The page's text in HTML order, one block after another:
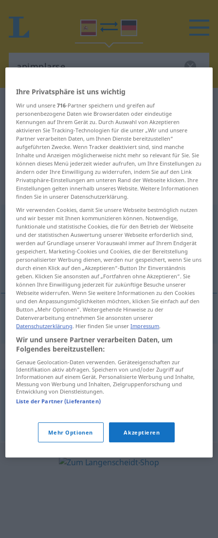
Spanisch-Deutsch Wörterbuch apimplarse
Spanisch-Deutsch Übersetzung für
"apimplarse"
"apimplarse" Deutsch Übersetzung
„apimplarse“: verbo reflexivo
apimplarse [apimˈplarse]v/r FAM
Übersicht aller Übersetzungen
(Für mehr Details die Übersetzung anklicken/antippen)
sich einen ansäuseln
sich (DAT)einen ansäuseln apimplarse
Synonyme für "apimplarse"
achisparse,alegrarse,entonarse,emborracharse
amonarse
Ihre Privatsphäre ist uns wichtig
Wir und unsere716-Partner speichern und greifen auf
personenbezogene Daten wie Browserdaten oder eindeutige
Kennungen auf Ihrem Gerät zu. Durch Auswahl von Akzeptieren
aktivieren Sie Tracking-Technologien für die unter „Wir und unsere
Partner verarbeiten Daten, um Ihnen Dienste bereitzustellen“
aufgeführten Zwecke. Wenn Tracker deaktiviert sind, sind manche
Inhalte und Anzeigen möglicherweise nicht mehr so relevant für Sie. Sie
können dieses Menü jederzeit wieder aufrufen, um Ihre Einstellungen zu
ändern oder Ihre Einwilligung zu widerrufen, indem Sie auf den Link
Privatsphäre-Einstellungen am unteren Rand der Webseite klicken. Ihre
Einstellungen gelten innerhalb unseres Website. Weitere Informationen
finden Sie in unserer Datenschutzerklärung.
Wir verwenden Cookies, damit Sie unsere Webseite bestmöglich nutzen
und wir besser mit Ihnen kommunizieren können. Notwendige,
funktionale und statistische Cookies, die für den Betrieb der Webseite
und der statistischen Auswertung unserer Webseite erforderlich sind,
werden auf Grundlage unserer Vorauswahl immer auf Ihrem Endgerät
gespeichert. Marketing-Cookies und Cookies, die der Bereitstellung
personalisierter Werbung dienen, werden nur gespeichert, wenn Sie uns
durch einen Klick auf den „Akzeptieren“-Button Ihr Einverständnis
geben. Klicken Sie ansonsten auf „Fortfahren ohne Akzeptieren“. Sie
können Ihre Einwilligung jederzeit für zukünftige Besuche unserer
Webseite widerrufen. Wenn Sie weitere Informationen zu den Cookies
und den Anpassungsmöglichkeiten möchten, klicken Sie einfach auf den
Button „Mehr Optionen“. Weitergehende Hinweise zu der
Datenverarbeitung entnehmen Sie ansonsten unserer
Datenschutzerklärung. Hier finden Sie unserImpressum.
Wir und unsere Partner verarbeiten Daten, um
Folgendes bereitzustellen:
Genaue Geolocation-Daten verwenden. Geräteeigenschaften zur
Identifikation aktiv abfragen. Speichern von und/oder Zugriff auf
Informationen auf einem Gerät. Personalisierte Werbung und Inhalte,
Messung von Werbung und Inhalten, Zielgruppenforschung und
Entwicklung von Dienstleistungen.
Liste der Partner (Lieferanten)
Mehr Optionen Akzeptieren